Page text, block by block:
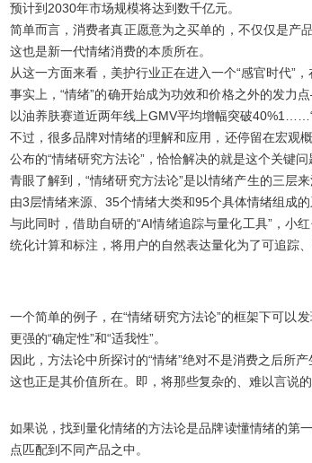
预计到2030年市场规模将达到数千亿元。
简单而言，消费者真正愿意为之买单的，不仅仅是产
这也是新一代情绪消费的本质所在。
从这一方面来看，美护行业正在进入一个“感官时代”
事实上，“情绪”的确开始成为功效和价格之外的发力
以油养肤赛道近两年线上GMV平均增幅突破40%1
不过，很多品牌对情绪的理解和应用，还停留在宏观
公布的“情绪研究方法论”，恰恰解决的就是这个关键问
青眼了解到，“情绪研究方法论”是以情绪产生的三层
由3层情绪来源、35个情绪大类和95个具体情绪组成的
与此同时，借助自研的“AI情绪追踪与量化工具”，小
统化计算和标注，将用户的自然表达量化为了可追踪
一个简单的例子，在“情绪研究方法论”的框架下可以
更强的“确定性”和“适我性”。
因此， 方法论中所探讨的“情绪”绝对不是消费之后所
这也正是其价值所在。即，将那些复杂的、难以言说
如果说，找到量化情绪的方法论是品牌读懂情绪的第
点匹配到不同产品之中 。